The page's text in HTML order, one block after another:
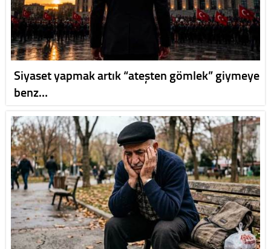
Siyaset yapmak artık “ateşten gömlek” giymeye
benz…